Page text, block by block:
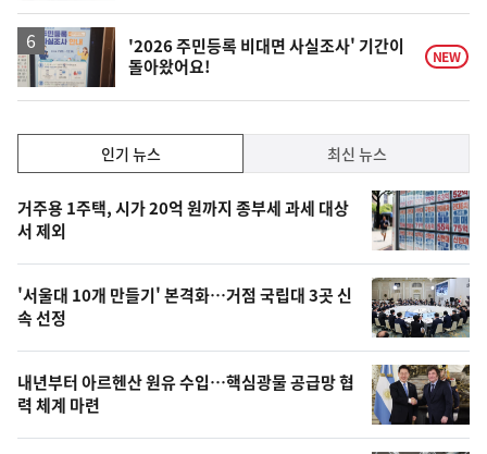
'2026 주민등록 비대면 사실조사' 기간이
돌아왔어요!
NEW
기,
최
신,
오
늘
의
영
상
인기 뉴스 최신 뉴스
인
기
뉴
스
거주용 1주택, 시가 20억 원까지 종부세 과세 대상
서 제외
'서울대 10개 만들기' 본격화…거점 국립대 3곳 신
속 선정
내년부터 아르헨산 원유 수입…핵심광물 공급망 협
력 체계 마련